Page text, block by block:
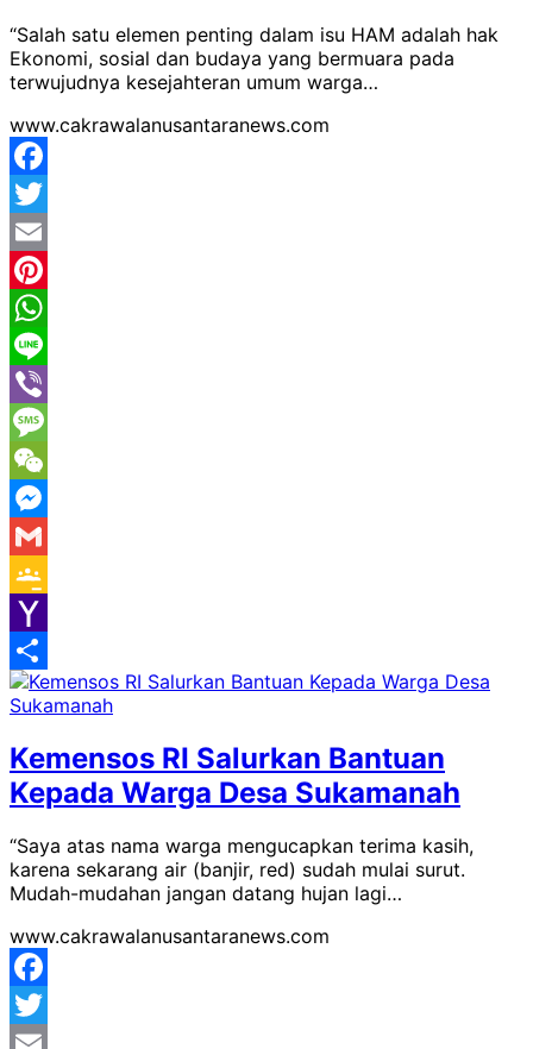
“Salah satu elemen penting dalam isu HAM adalah hak
Ekonomi, sosial dan budaya yang bermuara pada
terwujudnya kesejahteran umum warga…
www.cakrawalanusantaranews.com
Facebook
Twitter
Email
Pinterest
WhatsApp
Line
Viber
Message
WeChat
Messenger
Gmail
Google
Classroom
Yahoo
Mail
Share
Kemensos RI Salurkan Bantuan
Kepada Warga Desa Sukamanah
“Saya atas nama warga mengucapkan terima kasih,
karena sekarang air (banjir, red) sudah mulai surut.
Mudah-mudahan jangan datang hujan lagi…
www.cakrawalanusantaranews.com
Facebook
Twitter